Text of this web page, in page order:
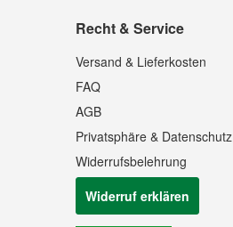
Recht & Service
Versand & Lieferkosten
FAQ
AGB
Privatsphäre & Datenschutz
Widerrufsbelehrung
Widerruf erklären